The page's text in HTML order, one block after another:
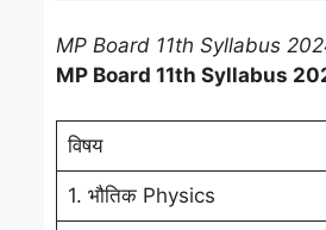
MP Board 11th Syllabus
MP Board 11th Syllabus
विषय
1. भौतिक Physics